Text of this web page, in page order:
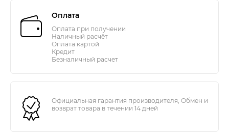
Оплата
Оплата при получении
Наличный расчёт
Оплата картой
Кредит
Безналичный расчет
Официальная гарантия производителя, Обмен и
возврат товара в течении 14 дней